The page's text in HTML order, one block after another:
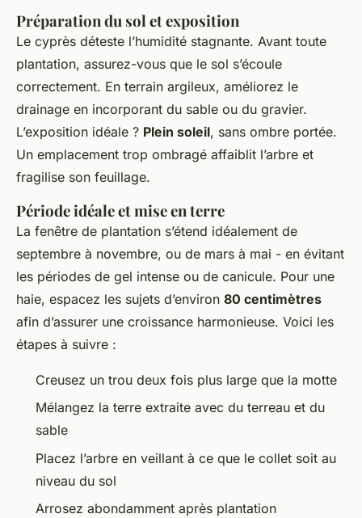
Préparation du sol et exposition
Le cyprès déteste l’humidité stagnante. Avant toute
plantation, assurez-vous que le sol s’écoule
correctement. En terrain argileux, améliorez le
drainage en incorporant du sable ou du gravier.
L’exposition idéale ? Plein soleil, sans ombre portée.
Un emplacement trop ombragé affaiblit l’arbre et
fragilise son feuillage.
Période idéale et mise en terre
La fenêtre de plantation s’étend idéalement de
septembre à novembre, ou de mars à mai - en évitant
les périodes de gel intense ou de canicule. Pour une
haie, espacez les sujets d’environ 80 centimètres
afin d’assurer une croissance harmonieuse. Voici les
étapes à suivre :
Creusez un trou deux fois plus large que la motte
Mélangez la terre extraite avec du terreau et du
sable
Placez l’arbre en veillant à ce que le collet soit au
niveau du sol
Arrosez abondamment après plantation